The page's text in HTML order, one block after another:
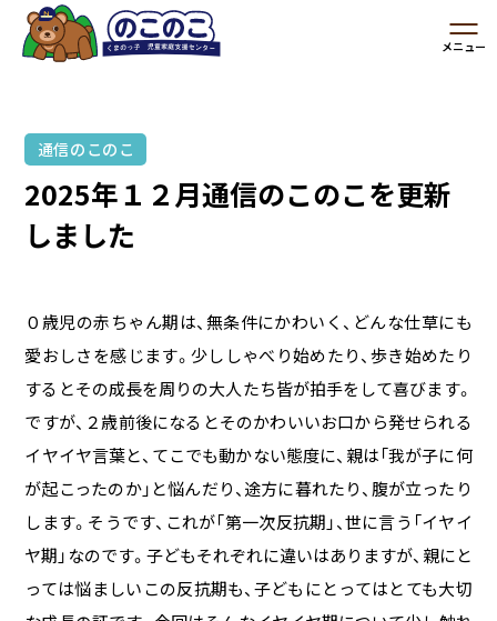
通信のこのこ
2025年１２月通信のこのこを更新
しました
０歳児の赤ちゃん期は、無条件にかわいく、どんな仕草にも
愛おしさを感じます。少ししゃべり始めたり、歩き始めたり
するとその成長を周りの大人たち皆が拍手をして喜びます。
ですが、２歳前後になるとそのかわいいお口から発せられる
イヤイヤ言葉と、てこでも動かない態度に、親は「我が子に何
が起こったのか」と悩んだり、途方に暮れたり、腹が立ったり
します。そうです、これが「第一次反抗期」、世に言う「イヤイ
ヤ期」なのです。子どもそれぞれに違いはありますが、親にと
っては悩ましいこの反抗期も、子どもにとってはとても大切